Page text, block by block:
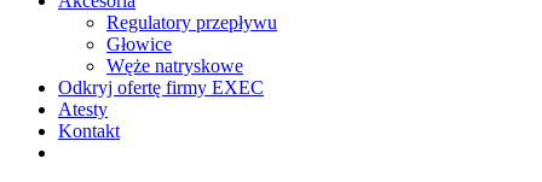
Regulatory przepływu
Głowice
Węże natryskowe
Odkryj ofertę firmy EXEC
Atesty
Kontakt